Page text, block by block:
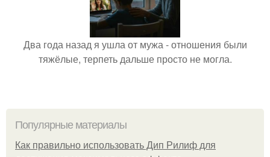
Два года назад я ушла от мужа - отношения были
тяжёлые, терпеть дальше просто не могла.
Популярные материалы
Как правильно использовать Дип Рилиф для